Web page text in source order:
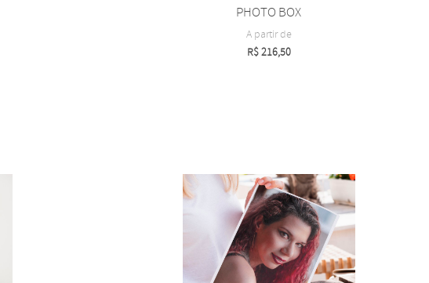
PHOTO BOX
A partir de
R$216,50